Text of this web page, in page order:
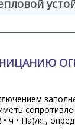
• ч • Па)/кг,